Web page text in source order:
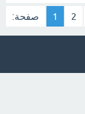
صفحة: 1 2